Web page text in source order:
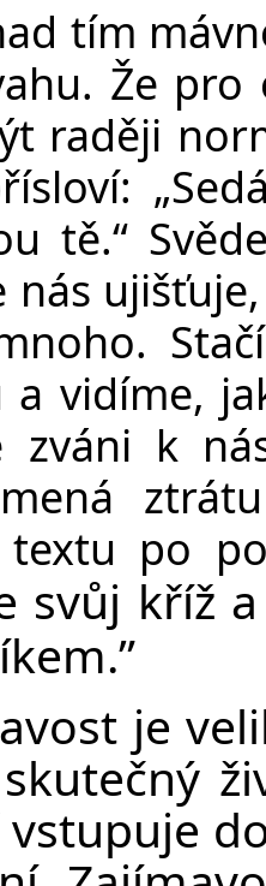
tím
Že
raději
tě.“
a vidíme,
zváni k
textu po
svůj kříž
je